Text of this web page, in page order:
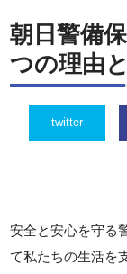
朝日警備
つの理由
twitter
安全と安心を守る
て私たちの生活を